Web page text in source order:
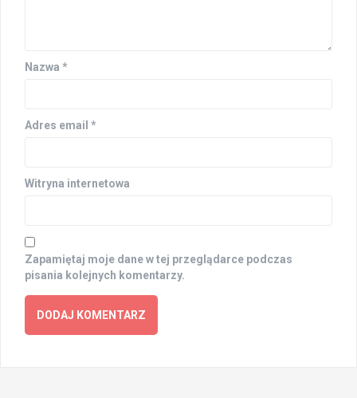
Nazwa *
Adres email *
Witryna internetowa
Zapamiętaj moje dane w tej przeglądarce podczas
pisania kolejnych komentarzy.